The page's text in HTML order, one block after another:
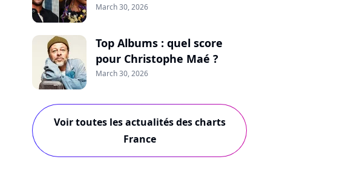
March 30, 2026
Top Albums : quel score
pour Christophe Maé ?
March 30, 2026
Voir toutes les actualités des charts
France